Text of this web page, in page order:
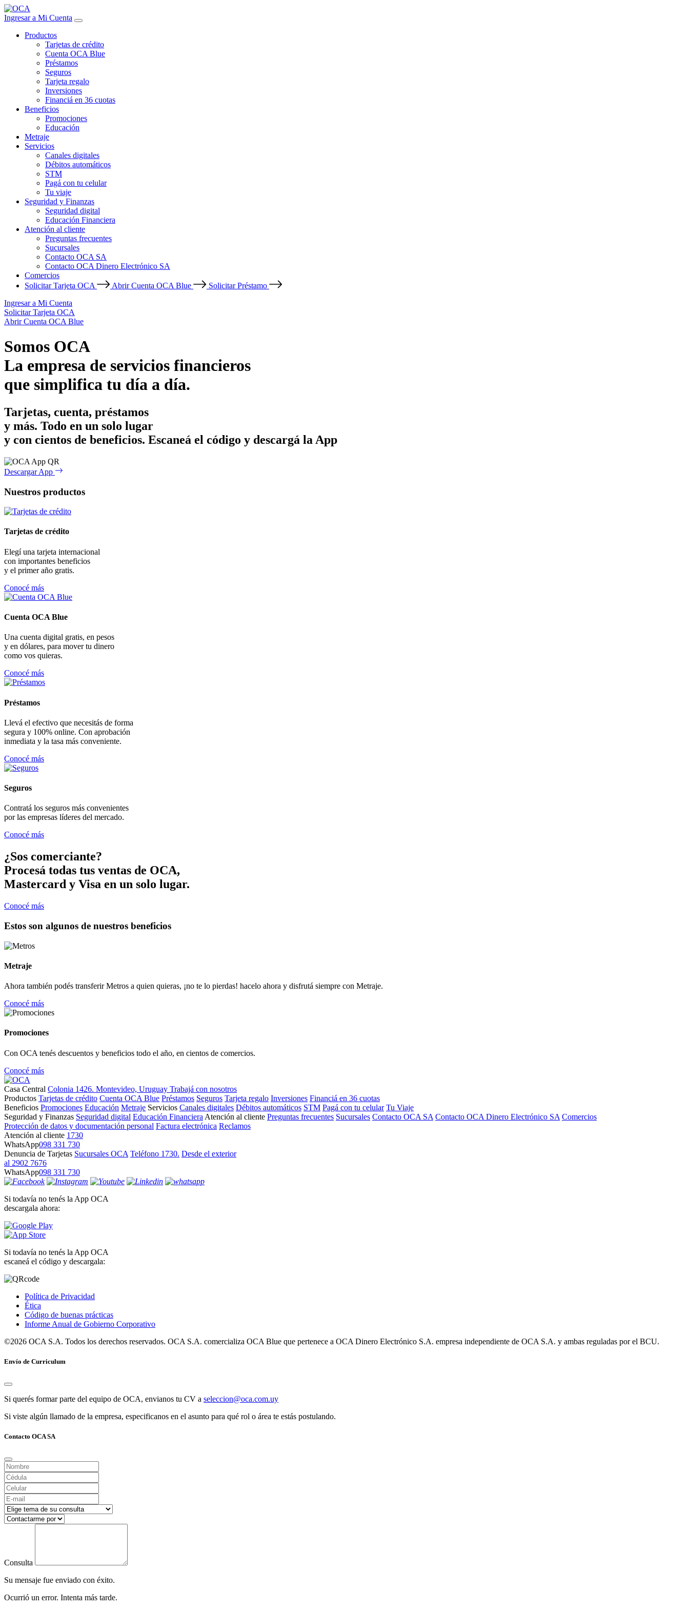
Ingresar a Mi Cuenta
Productos
Tarjetas de crédito
Cuenta OCA Blue
Préstamos
Seguros
Tarjeta regalo
Inversiones
Financiá en 36 cuotas
Beneficios
Promociones
Educación
Metraje
Servicios
Canales digitales
Débitos automáticos
STM
Pagá con tu celular
Tu viaje
Seguridad y Finanzas
Seguridad digital
Educación Financiera
Atención al cliente
Preguntas frecuentes
Sucursales
Contacto OCA SA
Contacto OCA Dinero Electrónico SA
Comercios
Solicitar Tarjeta OCA
Abrir Cuenta OCA Blue
Solicitar Préstamo
Ingresar a Mi Cuenta
Solicitar Tarjeta OCA
Abrir Cuenta OCA Blue
Somos OCA
La empresa de servicios financieros
que simplifica tu día a día.
Tarjetas, cuenta, préstamos
y más. Todo en un solo lugar
y con cientos de beneficios. Escaneá el código y descargá la App
Descargar App
Nuestros productos
Tarjetas de crédito
Elegí una tarjeta internacional
con importantes beneficios
y el primer año gratis.
Conocé más
Cuenta OCA Blue
Una cuenta digital gratis, en pesos
y en dólares, para mover tu dinero
como vos quieras.
Conocé más
Préstamos
Llevá el efectivo que necesitás de forma
segura y 100% online. Con aprobación
inmediata y la tasa más conveniente.
Conocé más
Seguros
Contratá los seguros más convenientes
por las empresas líderes del mercado.
Conocé más
¿Sos comerciante?
Procesá todas tus ventas de OCA,
Mastercard y Visa en un solo lugar.
Conocé más
Estos son algunos de nuestros beneficios
Metraje
Ahora también podés transferir Metros a quien quieras, ¡no te lo pierdas! hacelo ahora y disfrutá siempre con Metraje.
Conocé más
Promociones
Con OCA tenés descuentos y beneficios todo el año, en cientos de comercios.
Conocé más
Casa Central Colonia 1426. Montevideo, Uruguay Trabajá con nosotros
Productos Tarjetas de crédito Cuenta OCA Blue Préstamos Seguros Tarjeta regalo Inversiones Financiá en 36 cuotas
Beneficios Promociones Educación Metraje Servicios Canales digitales Débitos automáticos STM Pagá con tu celular Tu Viaje
Seguridad y Finanzas Seguridad digital Educación Financiera Atención al cliente Preguntas frecuentes Sucursales Contacto OCA SA Contacto OCA Dinero Electrónico SA Comercios
Protección de datos y documentación personal Factura electrónica Reclamos
Atención al cliente 1730
WhatsApp098 331 730
Denuncia de Tarjetas Sucursales OCA Teléfono 1730. Desde el exterior
al 2902 7676
WhatsApp098 331 730
Si todavía no tenés la App OCA
descargala ahora:
Si todavía no tenés la App OCA
escaneá el código y descargala:
Política de Privacidad
Ética
Código de buenas prácticas
Informe Anual de Gobierno Corporativo
©2026 OCA S.A. Todos los derechos reservados. OCA S.A. comercializa OCA Blue que pertenece a OCA Dinero Electrónico S.A. empresa independiente de OCA S.A. y ambas reguladas por el BCU.
Envío de Curriculum
Si querés formar parte del equipo de OCA, envianos tu CV a seleccion@oca.com.uy
Si viste algún llamado de la empresa, especificanos en el asunto para qué rol o área te estás postulando.
Contacto OCA SA
Consulta
Su mensaje fue enviado con éxito.
Ocurrió un error. Intenta más tarde.